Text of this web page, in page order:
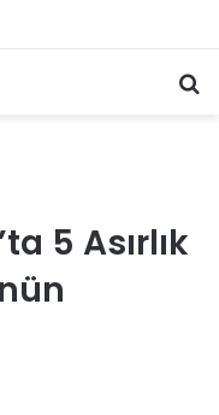
5 Asırlık